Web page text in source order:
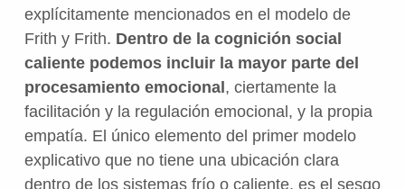
explícitamente mencionados en el modelo de
Frith y Frith. Dentro de la cognición social
caliente podemos incluir la mayor parte del
procesamiento emocional, ciertamente la
facilitación y la regulación emocional, y la propia
empatía. El único elemento del primer modelo
explicativo que no tiene una ubicación clara
dentro de los sistemas frío o caliente, es el sesgo